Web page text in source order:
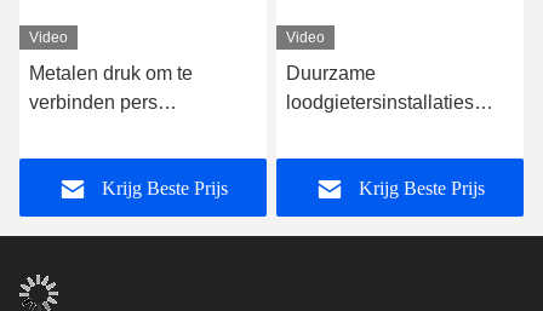
Video
Metalen druk om te
verbinden pers
loodvrij voor PEX AL
PEX-pijpKrijg Beste Prijs
Video
Duurzame
loodgietersinstallaties
Fittings Nickel Plated
Brass Press Fittings
Krijg Beste Prijs